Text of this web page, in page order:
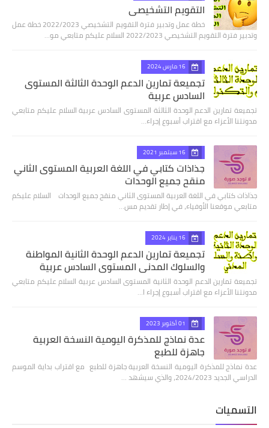
التقويم التشخيصي
خطة عمل وتدبير فترة التقويم التشخيصي 2022/2023 خطة عمل
وتدبير فترة التقويم التشخيصي 2022/2023 السلام عليكم متابعي مو…
16 مارس 2024
تجميعة تمارين الدعم الوحدة الثالثة المستوى
السادس عربية
تجميعة تمارين الدعم الوحدة الثالثة المستوى السادس عربية السلام عليكم متابعي
مدونتنا الأعزاء مع اقتراب أسبوع إجراء…
16 سبتمبر 2021
جذاذات كتابي في اللغة العربية المستوى الثاني
منقح جميع الوحدات
جذاذات كتابي في اللغة العربية المستوى الثاني منقح جميع الوحدات السلام عليكم
متابعي موقعنا الأوفياء، في إطار تقديم مس…
16 يناير 2024
تجميعة تمارين الدعم الوحدة الثانية المواطنة
والسلوك المدني المستوى السادس عربية
تجميعة تمارين الدعم الوحدة الثانية المستوى السادس عربية السلام عليكم متابعي
مدونتنا الأعزاء مع اقتراب أسبوع إجراء ا…
01 أكتوبر 2023
عدة نماذج للمذكرة اليومية النسخة العربية
جاهزة للطبع
عدة نماذج للمذكرة اليومية النسخة العربية جاهزة للطبع مع اقتراب بداية الموسم
الدراسي الجديد 2024/2023، والذي سيشهد …
التسميات